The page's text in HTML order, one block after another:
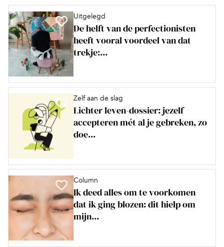
Uitgelegd
De helft van de perfectionisten
heeft vooral voordeel van dat
trekje:...
Zelf aan de slag
Lichter leven-dossier: jezelf
accepteren mét al je gebreken, zo
doe...
Column
Ik deed alles om te voorkomen
dat ik ging blozen: dit hielp om
mijn...